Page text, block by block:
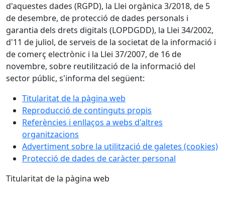
d'aquestes dades (RGPD), la Llei orgànica 3/2018, de 5
de desembre, de protecció de dades personals i
garantia dels drets digitals (LOPDGDD), la Llei 34/2002,
d'11 de juliol, de serveis de la societat de la informació i
de comerç electrònic i la Llei 37/2007, de 16 de
novembre, sobre reutilització de la informació del
sector públic, s'informa del següent:
Titularitat de la pàgina web
Reproducció de continguts propis
Referències i enllaços a webs d'altres
organitzacions
Advertiment sobre la utilització de galetes (cookies)
Protecció de dades de caràcter personal​
Titularitat de la pàgina web